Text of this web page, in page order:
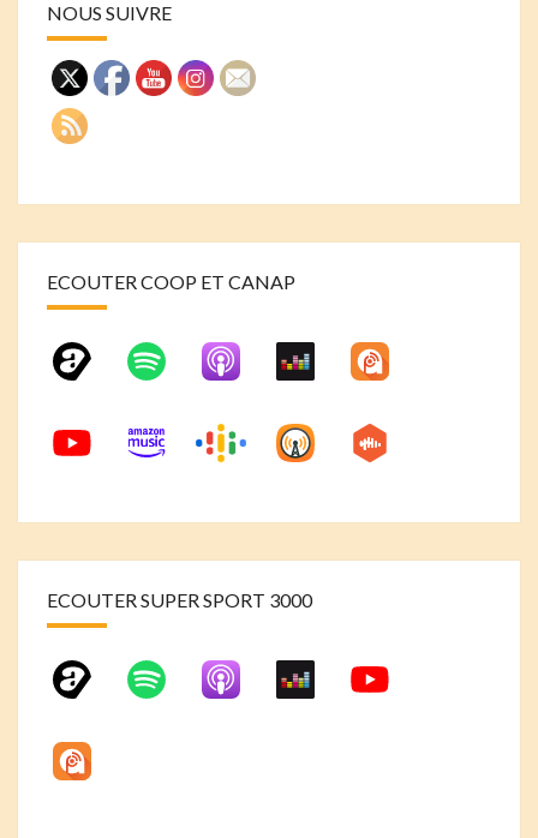
NOUS SUIVRE
ECOUTER COOP ET CANAP
ECOUTER SUPER SPORT 3000